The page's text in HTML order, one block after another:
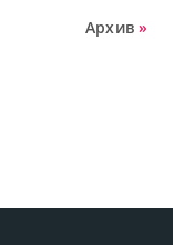
Архив »